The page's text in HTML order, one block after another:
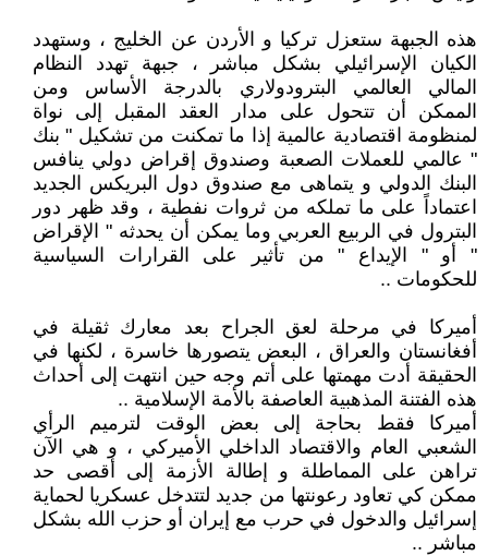
هذه الجبهة ستعزل تركيا و الأردن عن الخليج ، وستهدد
الكيان الإسرائيلي بشكل مباشر ، جبهة تهدد النظام
المالي العالمي البترودولاري بالدرجة الأساس ومن
الممكن أن تتحول على مدار العقد المقبل إلى نواة
لمنظومة اقتصادية عالمية إذا ما تمكنت من تشكيل " بنك
" عالمي للعملات الصعبة وصندوق إقراض دولي ينافس
البنك الدولي و يتماهى مع صندوق دول البريكس الجديد
اعتماداً على ما تملكه من ثروات نفطية ، وقد ظهر دور
البترول في الربيع العربي وما يمكن أن يحدثه " الإقراض
" أو " الإيداع " من تأثير على القرارات السياسية
للحكومات ..
أميركا في مرحلة لعق الجراح بعد معارك ثقيلة في
أفغانستان والعراق ، البعض يتصورها خاسرة ، لكنها في
الحقيقة أدت مهمتها على أتم وجه حين انتهت إلى أحداث
هذه الفتنة المذهبية العاصفة بالأمة الإسلامية ..
أميركا فقط بحاجة إلى بعض الوقت لترميم الرأي
الشعبي العام والاقتصاد الداخلي الأميركي ، و هي الآن
تراهن على المماطلة و إطالة الأزمة إلى أقصى حد
ممكن كي تعاود رعونتها من جديد لتتدخل عسكريا لحماية
إسرائيل والدخول في حرب مع إيران أو حزب الله بشكل
مباشر ..